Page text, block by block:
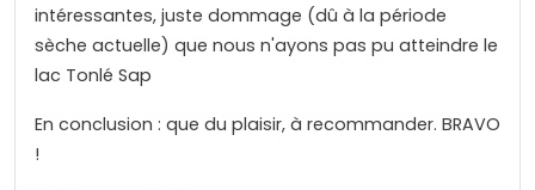
intéressantes, juste dommage (dû à la période
sèche actuelle) que nous n'ayons pas pu atteindre le
lac Tonlé Sap
En conclusion : que du plaisir, à recommander. BRAVO
!